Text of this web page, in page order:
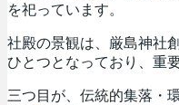
を祀っています。
社殿の景観は、厳島神社
ひとつとなっており、重
三つ目が、伝統的集落・